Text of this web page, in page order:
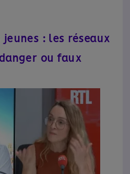
jeunes : les réseaux
ou faux